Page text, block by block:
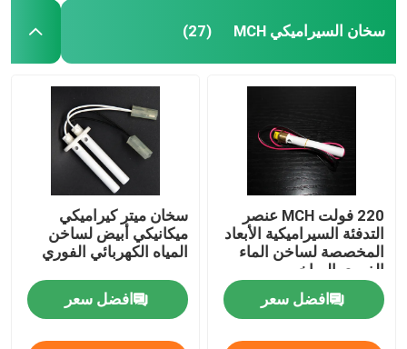
سخان السيراميكي MCH (27)
220 فولت MCH عنصر
التدفئة السيراميكية الأبعاد
المخصصة لساخن الماء
الفوري الساخن
افضل سعر
سخان ميتر كيراميكي
ميكانيكي أبيض لساخن
المياه الكهربائي الفوري
افضل سعر